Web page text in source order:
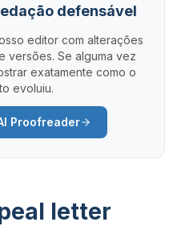
defensável
editor com alterações
versões. Se alguma vez
exatamente como o
evoluiu.
Proofreader
letter